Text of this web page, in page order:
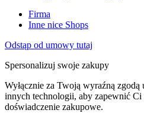
Firma
Inne nice Shops
Odstąp od umowy tutaj
Spersonalizuj swoje zakupy
Wyłącznie za Twoją wyraźną
innych technologii, aby zapewnić Ci
doświadczenie zakupowe.